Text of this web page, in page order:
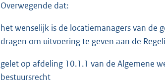
Overwegende dat:
het wenselijk is de locatiemanagers van de
dragen om uitvoering te geven aan de
gelet op afdeling 10.1.1 van de Algemene
bestuursrecht